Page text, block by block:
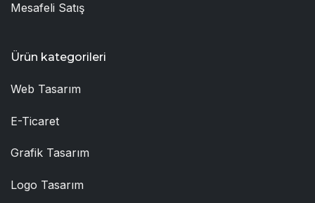
Mesafeli Satış
Ürün kategorileri
Web Tasarım
E-Ticaret
Grafik Tasarım
Logo Tasarım